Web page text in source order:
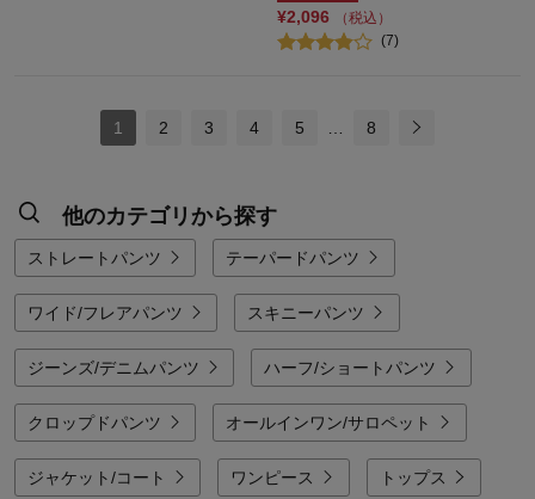
¥2,096
（税込）
(7)
1 2 3 4 5 8
他のカテゴリから探す
ストレートパンツ テーパードパンツ
ワイド/フレアパンツ スキニーパンツ
ジーンズ/デニムパンツ ハーフ/ショートパンツ
クロップドパンツ オールインワン/サロペット
ジャケット/コート ワンピース トップス